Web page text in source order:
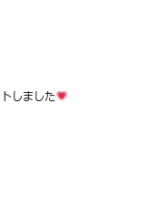
しました